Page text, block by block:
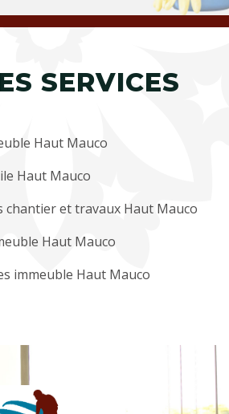
SERVICES
Haut Mauco
Haut Mauco
chantier et travaux Haut Mauco
Haut Mauco
immeuble Haut Mauco